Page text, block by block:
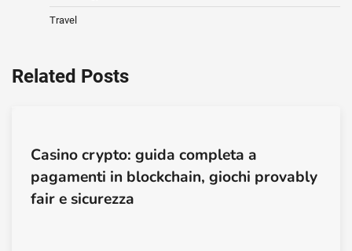
Travel
Related Posts
Casino crypto: guida completa a
pagamenti in blockchain, giochi provably
fair e sicurezza